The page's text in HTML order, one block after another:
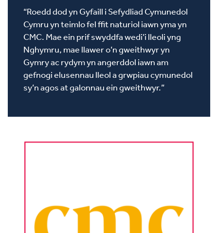
“Roedd dod yn Gyfaill i Sefydliad Cymunedol
Cymru yn teimlo fel ffit naturiol iawn yma yn
CMC. Mae ein prif swyddfa wedi’i lleoli yng
Nghymru, mae llawer o’n gweithwyr yn
Gymry ac rydym yn angerddol iawn am
gefnogi elusennau lleol a grwpiau cymunedol
sy’n agos at galonnau ein gweithwyr.”